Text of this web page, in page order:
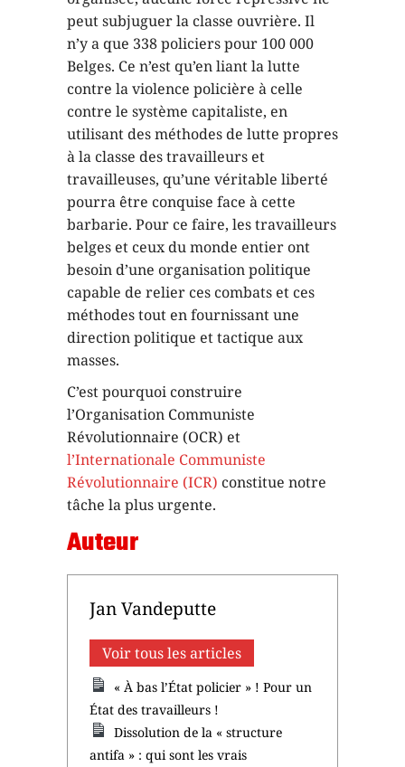
peut subjuguer la classe ouvrière. Il
n’y a que 338 policiers pour 100 000
Belges. Ce n’est qu’en liant la lutte
contre la violence policière à celle
contre le système capitaliste, en
utilisant des méthodes de lutte propres
à la classe des travailleurs et
travailleuses, qu’une véritable liberté
pourra être conquise face à cette
barbarie. Pour ce faire, les travailleurs
belges et ceux du monde entier ont
besoin d’une organisation politique
capable de relier ces combats et ces
méthodes tout en fournissant une
direction politique et tactique aux
masses.
C’est pourquoi construire
l’Organisation Communiste
Révolutionnaire (OCR) et
l’Internationale Communiste
Révolutionnaire (ICR) constitue notre
tâche la plus urgente.
Auteur
Jan Vandeputte
Voir tous les articles
« À bas l’État policier » ! Pour un
État des travailleurs !
Dissolution de la « structure
antifa » : qui sont les vrais